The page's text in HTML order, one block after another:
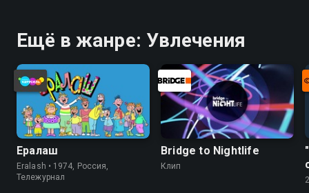
Ещё в жанре: Увлечения
Ералаш
Eralash • 1974, Россия,
Тележурнал
Bridge to Nightlife
Клип